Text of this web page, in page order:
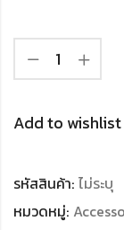
Add to wishlist
รหัสสินค้า: ไม่ระบุ
หมวดหมู่: